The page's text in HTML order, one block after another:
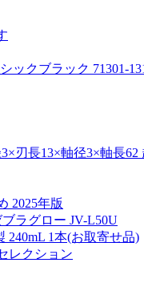
ックブラック 71301-
刃長13×軸径3×軸長62
2025年版
ラグロー JV-L50U
240mL 1本(お取寄せ品)
レクション